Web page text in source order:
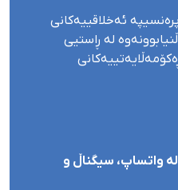
ئەخلاقییەکانی
لە ڕاستیی
واتساپ، سیگناڵ و